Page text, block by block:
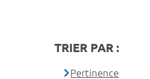
TRIER PAR :
Pertinence